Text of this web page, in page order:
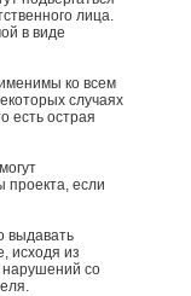
лица.
в виде
ко всем
случаях
есть острая
проекта, если
выдавать
исходя из
нарушений со